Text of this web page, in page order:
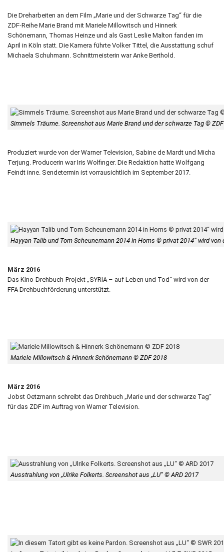
Die Dreharbeiten an dem Film „Marie und der Schwarze Tag“ für die
ZDF-Reihe Marie Brand mit Mariele Millowitsch und Hinnerk
Schönemann, Thomas Heinze und als Gast Leslie Malton fanden im
April in Köln statt. Die Kamera führte Volker Tittel, die Ausstattung schuf
Michaela Schuhmann. Schnittmeisterin war Anke Berthold.
Simmels Träume. Screenshot aus Marie Brand und der schwarze Tag ©
Produziert wurde von der Warner Television, Sabine de Mardt und Micha
Terjung. Producerin war Iris Wolfinger. Die Redaktion hatte Wolfgang
Feindt inne. Sendetermin ist vorrausichtlich im September 2017.
Hayyan Talib und Tom Scheunemann 2014 in Homs © privat 2014“ wird
März 2016
Das Kino-Drehbuch-Projekt „SYRIA – auf Leben und Tod“ wird von der
FFA Drehbuchförderung unterstützt.
Mariele Millowitsch & Hinnerk Schönemann © ZDF 2018
März 2016
Jobst Oetzmann schreibt das Drehbuch „Marie und der schwarze Tag“
für das ZDF im Auftrag von Warner Television.
Ausstrahlung von „Ulrike Folkerts. Screenshot aus „LU“ © ARD 2017